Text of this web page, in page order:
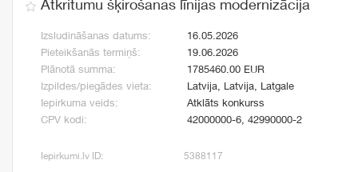
Atkritumu šķirošanas līnijas modernizācija
Izsludināšanas datums:
16.05.2026
Pieteikšanās termiņš:
19.06.2026
Plānotā summa:
1785460.00 EUR
Izpildes/piegādes vieta:
Latvija, Latvija, Latgale
Iepirkuma veids:
Atklāts konkurss
CPV kodi:
42000000-6, 42990000-2
Iepirkumi.lv ID: 5388117